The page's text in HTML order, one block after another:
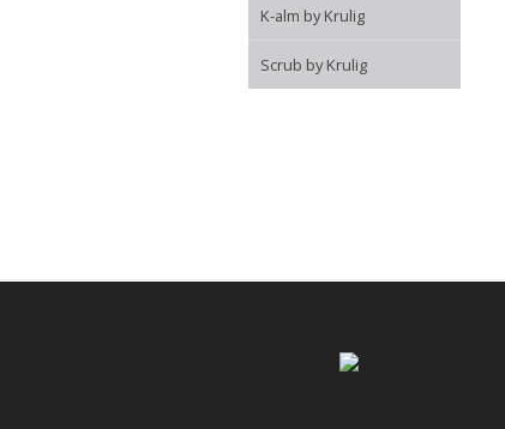
K-alm by Krulig
Scrub by Krulig